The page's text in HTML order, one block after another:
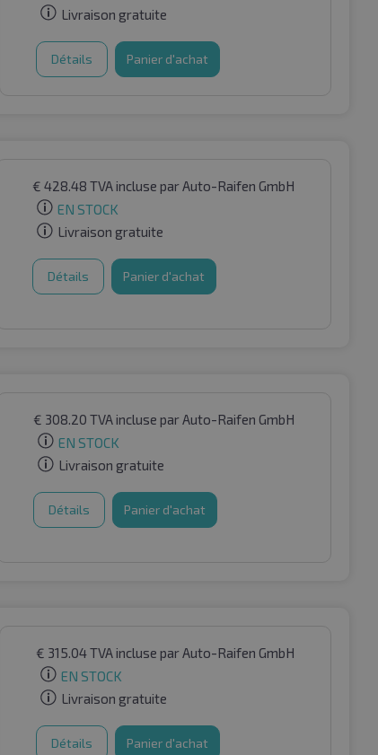
Livraison gratuite
Détails Panier d'achat
€ 428.48 TVA incluse par Auto-Raifen GmbH
EN STOCK
Livraison gratuite
Détails Panier d'achat
€ 308.20 TVA incluse par Auto-Raifen GmbH
EN STOCK
Livraison gratuite
Détails Panier d'achat
€ 315.04TVA incluse par Auto-Raifen GmbH
EN STOCK
Livraison gratuite
Détails Panier d'achat